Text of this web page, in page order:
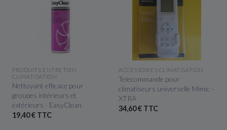
APERÇU RAPIDE
PRODUITS ENTRETIEN
CLIMATISATION
Nettoyant efficace pour
groupes intérieurs et
extérieurs - EasyClean
19,40 € TTC
APERÇU RAPIDE
ACCESSOIRES CLIMATISATION
Telecommande pour
climatiseurs universelle Mimic -
XTRA
34,60 € TTC